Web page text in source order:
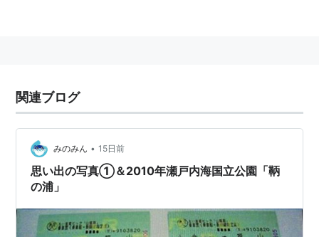
灘や瀬戸（向かい合う陸地が接近して海が狭くなってい
るところ）などとともに多島海景観を構成し、陸域沿岸
にはそれらを眺める展望地が多数点在し、古くから多く
の人々を魅了してきた。
また、瀬戸内海一帯は古くから人と自然とが共存してき
た地域であり、島の段々畑や古い港町の家並などが自然
の中に絶妙に溶け込んでいる。
1934年3月16日に雲仙国立公園（現在の雲仙天草国立公
関連ブログ
みのみん • 15日前
思い出の写真①＆2010年瀬戸内海国立公園「鞆
の浦」